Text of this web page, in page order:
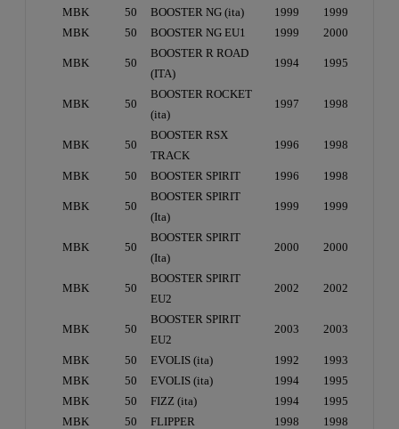
MBK
50 BOOSTER NG (ita) 1999
1999
MBK
50 BOOSTER NG EU1 1999 2000
MBK 50
BOOSTER R ROAD
(ITA)
1994 1995
MBK 50
BOOSTER ROCKET
(ita)
1997 1998
MBK 50
BOOSTER RSX
TRACK
1996 1998
MBK 50 BOOSTER SPIRIT 1996 1998
MBK 50
BOOSTER SPIRIT
(Ita)
1999 1999
MBK 50
BOOSTER SPIRIT
(Ita)
2000 2000
MBK 50
BOOSTER SPIRIT
EU2
2002 2002
MBK 50
BOOSTER SPIRIT
EU2
2003 2003
MBK 50 EVOLIS (ita) 1992
1993
MBK
50 EVOLIS (ita) 1994
1995
MBK
50 FIZZ (ita) 1994
1995
MBK
50 FLIPPER 1998
1998